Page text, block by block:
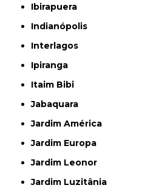
Ibirapuera
Indianópolis
Interlagos
Ipiranga
Itaim Bibi
Jabaquara
Jardim América
Jardim Europa
Jardim Leonor
Jardim Luzitânia